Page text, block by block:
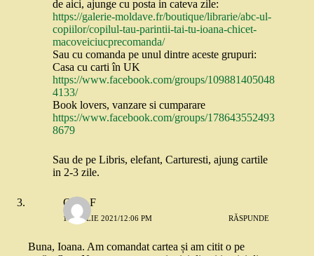
de aici, ajunge cu posta in cateva zile:
https://galerie-moldave.fr/boutique/librarie/abc-ul-
copiilor/copilul-tau-parintii-tai-tu-ioana-chicet-
macoveiciucprecomanda/
Sau cu comanda pe unul dintre aceste grupuri:
Casa cu carti în UK
https://www.facebook.com/groups/109881405048
4133/
Book lovers, vanzare si cumparare
https://www.facebook.com/groups/178643552493
8679
Sau de pe Libris, elefant, Carturesti, ajung cartile
in 2-3 zile.
Oana F
1 APRILIE 2021/12:06 PM RĂSPUNDE
Buna, Ioana. Am comandat cartea și am citit o pe